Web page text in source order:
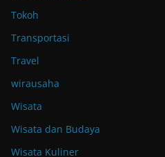
Tokoh
Transportasi
Travel
wirausaha
Wisata
Wisata dan Budaya
Wisata Kuliner